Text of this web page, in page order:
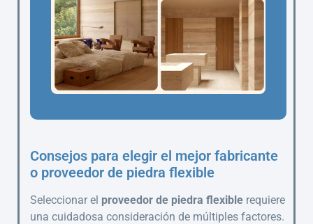
Consejos para elegir el mejor fabricante
o proveedor de piedra flexible
Seleccionar el proveedor de piedra flexible requiere
una cuidadosa consideración de múltiples factores.